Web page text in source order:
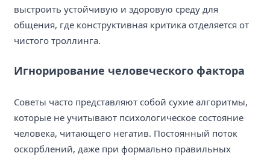
выстроить устойчивую и здоровую среду для
общения, где конструктивная критика отделяется от
чистого троллинга.
Игнорирование человеческого фактора
Советы часто представляют собой сухие алгоритмы,
которые не учитывают психологическое состояние
человека, читающего негатив. Постоянный поток
оскорблений, даже при формально правильных